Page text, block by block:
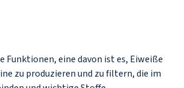
Funktionen, eine davon ist es, Eiweiße
zu produzieren und zu filtern, die im